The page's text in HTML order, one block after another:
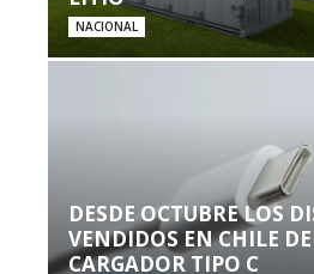
NACIONAL
DESDE OCTUBRE LOS
VENDIDOS EN CHILE
CARGADOR TIPO C